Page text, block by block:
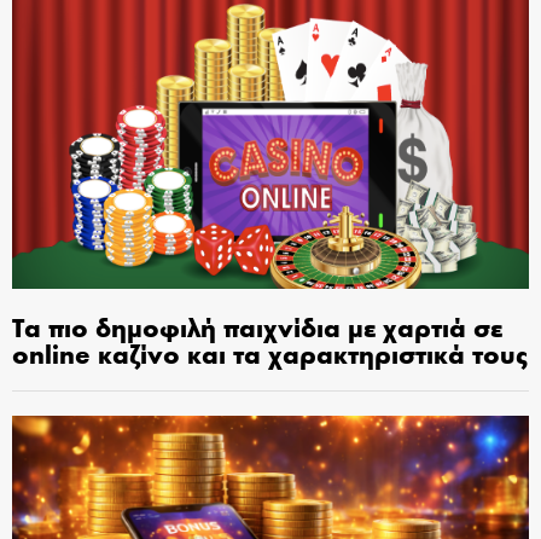
Τα πιο δημοφιλή παιχνίδια με χαρτιά σε
online καζίνο και τα χαρακτηριστικά τους